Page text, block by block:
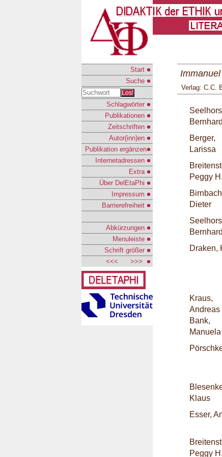
Start
Suche
Los!
Schlagwörter
Publikationen
Zeitschriften
Autor(inn)en
Publikation ergänzen
Internetadressen
Extra
Über DelEtaPhi
Impressum
Barrierefreiheit
Abkürzungen
Menuleiste
Schrift größer
<<<
>>>
Verlag: C.C.
Bernhard
Berger,
Larissa
Peggy H.
Dieter
Bernhard
Draken,
Kraus,
Andreas
Bank,
Manuela
Klaus
Esser,
Peggy H.